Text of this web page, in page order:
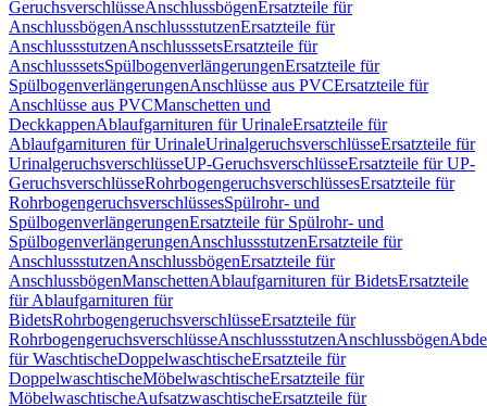
GeruchsverschlüsseAnschlussbögenErsatzteile für
AnschlussbögenAnschlussstutzenErsatzteile für
AnschlussstutzenAnschlusssetsErsatzteile für
AnschlusssetsSpülbogenverlängerungenErsatzteile für
SpülbogenverlängerungenAnschlüsse aus PVCErsatzteile für
Anschlüsse aus PVCManschetten und
DeckkappenAblaufgarnituren für UrinaleErsatzteile für
Ablaufgarnituren für UrinaleUrinalgeruchsverschlüsseErsatzteile für
UrinalgeruchsverschlüsseUP-GeruchsverschlüsseErsatzteile für UP-
GeruchsverschlüsseRohrbogengeruchsverschlüssesErsatzteile für
RohrbogengeruchsverschlüssesSpülrohr- und
SpülbogenverlängerungenErsatzteile für Spülrohr- und
SpülbogenverlängerungenAnschlussstutzenErsatzteile für
AnschlussstutzenAnschlussbögenErsatzteile für
AnschlussbögenManschettenAblaufgarnituren für BidetsErsatzteile
für Ablaufgarnituren für
BidetsRohrbogengeruchsverschlüsseErsatzteile für
RohrbogengeruchsverschlüsseAnschlussstutzenAnschlussbögen
für WaschtischeDoppelwaschtischeErsatzteile für
DoppelwaschtischeMöbelwaschtischeErsatzteile für
MöbelwaschtischeAufsatzwaschtischeErsatzteile für